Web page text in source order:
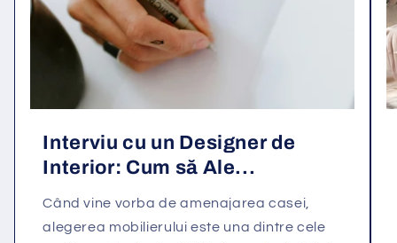
Interviu cu un Designer de
Interior: Cum să Ale...
Când vine vorba de amenajarea casei,
alegerea mobilierului este una dintre cele